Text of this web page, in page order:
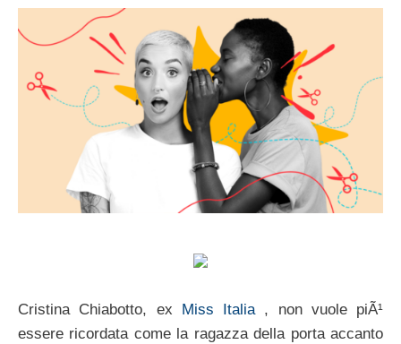
Cristina Chiabotto, ex Miss Italia , non vuole piÃ¹
essere ricordata come la ragazza della porta accanto